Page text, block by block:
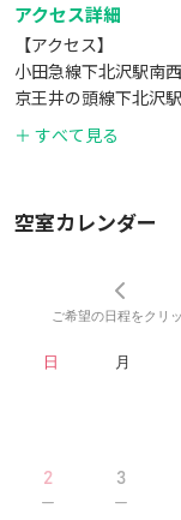
アクセス詳細
【アクセス】
小田急線下北沢駅南
京王井の頭線下北沢
コインパーキング 近
なお、小田急線、京
歩くと右手に王将が
王将前の交差点をピ
下北沢ビルのエント
＋ すべて見る
空室カレンダー
ご希望の日程をクリ
日 月
2 3